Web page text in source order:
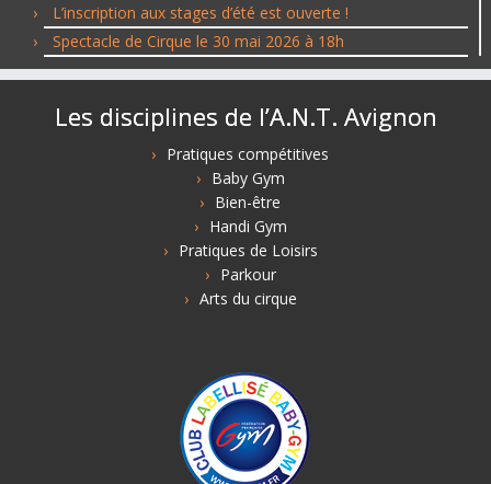
L’inscription aux stages d’été est ouverte !
Spectacle de Cirque le 30 mai 2026 à 18h
Les disciplines de l’A.N.T. Avignon
Pratiques compétitives
Baby Gym
Bien-être
Handi Gym
Pratiques de Loisirs
Parkour
Arts du cirque